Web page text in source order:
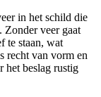
in het schild die
veer gaat
te staan, wat
recht van vorm en
het beslag rustig